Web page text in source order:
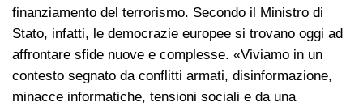
finanziamento del terrorismo. Secondo il Ministro di
Stato, infatti, le democrazie europee si trovano oggi ad
affrontare sfide nuove e complesse. «Viviamo in un
contesto segnato da conflitti armati, disinformazione,
minacce informatiche, tensioni sociali e da una